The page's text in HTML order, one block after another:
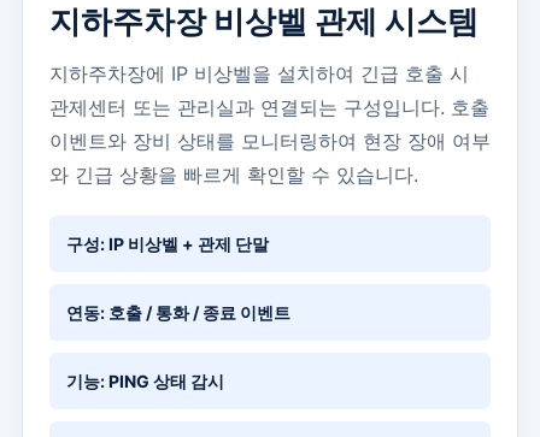
지하주차장 비상벨 관제 시스템
지하주차장에 IP 비상벨을 설치하여 긴급 호출 시
관제센터 또는 관리실과 연결되는 구성입니다. 호출
이벤트와 장비 상태를 모니터링하여 현장 장애 여부
와 긴급 상황을 빠르게 확인할 수 있습니다.
구성: IP 비상벨 + 관제 단말
연동: 호출 / 통화 / 종료 이벤트
기능: PING 상태 감시